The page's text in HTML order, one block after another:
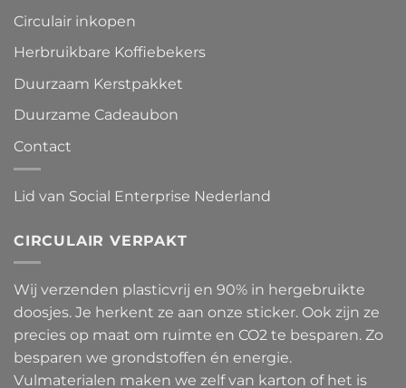
Circulair inkopen
Herbruikbare Koffiebekers
Duurzaam Kerstpakket
Duurzame Cadeaubon
Contact
Lid van Social Enterprise Nederland
CIRCULAIR VERPAKT
Wij verzenden plasticvrij en 90% in hergebruikte
doosjes. Je herkent ze aan onze sticker. Ook zijn ze
precies op maat om ruimte en CO2 te besparen. Zo
besparen we grondstoffen én energie.
Vulmaterialen maken we zelf van karton of het is